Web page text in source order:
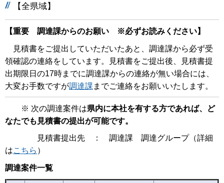
【全県域】
【重要 調達課からのお願い ※必ずお読みください】
見積書をご提出していただいたあと、調達課から必ず受
領確認の連絡をしています。見積書をご提出後、見積書提
出期限日の17時までに調達課からの連絡が無い場合には、
大変お手数ですが調達課 までご連絡をお願いいたします。
※ 次の調達案件は県内に本社を有する方であれば、ど
なたでも見積書の提出が可能です。
見積書提出先 ： 調達課 調達グループ（詳細
はこちら ）
調達案件一覧